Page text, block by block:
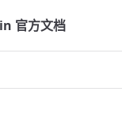
官方文档